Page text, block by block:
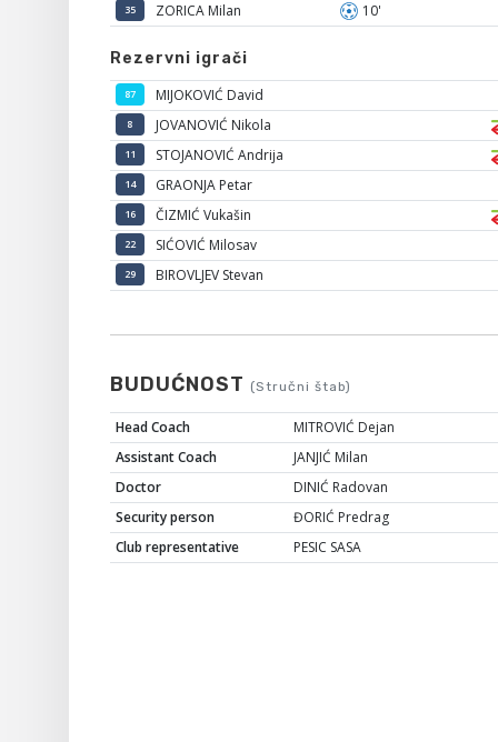
35 ZORICA Milan 10'
Rezervni igrači
87 MIJOKOVIĆ David
8 JOVANOVIĆ Nikola
11 STOJANOVIĆ Andrija
14 GRAONJA Petar
16 ČIZMIĆ Vukašin
22 SIĆOVIĆ Milosav
29 BIROVLJEV Stevan
BUDUĆNOST (Stručni štab)
Head Coach
MITROVIĆ Dejan
Assistant Coach
JANJIĆ Milan
Doctor
DINIĆ Radovan
Security person
ĐORIĆ Predrag
Club representative
PESIC SASA